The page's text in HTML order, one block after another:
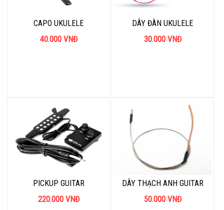
CAPO UKULELE
40.000VNĐ
DÂY ĐÀN UKULELE
30.000VNĐ
PICKUP GUITAR
220.000VNĐ
DÂY THẠCH ANH GUITAR
50.000VNĐ